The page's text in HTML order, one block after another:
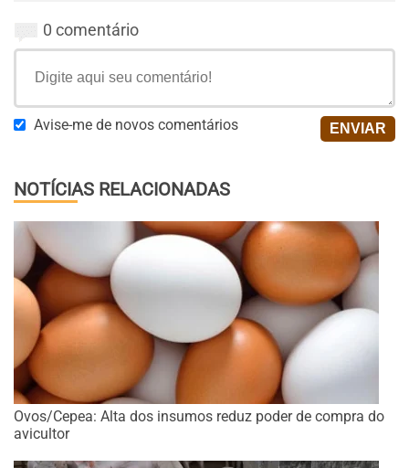
0 comentário
Avise-me de novos comentários
NOTÍCIAS RELACIONADAS
Ovos/Cepea: Alta dos insumos reduz poder de compra do
avicultor